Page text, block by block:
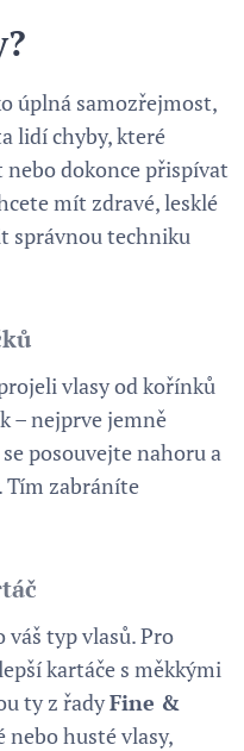
úplná samozřejmost,
lidí chyby, které
dokonce přispívat
mít zdravé, lesklé
správnou techniku
vlasy od kořínků
– nejprve jemně
posouvejte nahoru a
Tím zabráníte
váš typ vlasů. Pro
kartáče s měkkými
ty z řadyFine &
nebo husté vlasy,